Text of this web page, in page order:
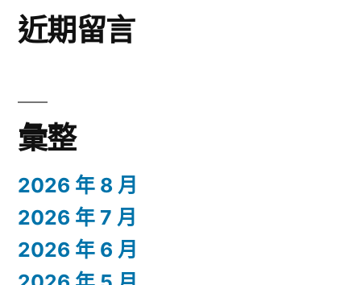
近期留言
彙整
2026 年 8 月
2026 年 7 月
2026 年 6 月